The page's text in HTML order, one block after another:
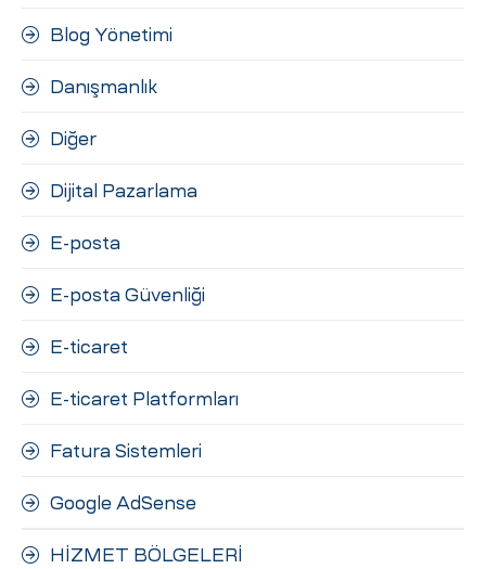
Blog Yönetimi
Danışmanlık
Diğer
Dijital Pazarlama
E-posta
E-posta Güvenliği
E-ticaret
E-ticaret Platformları
Fatura Sistemleri
Google AdSense
HİZMET BÖLGELERİ